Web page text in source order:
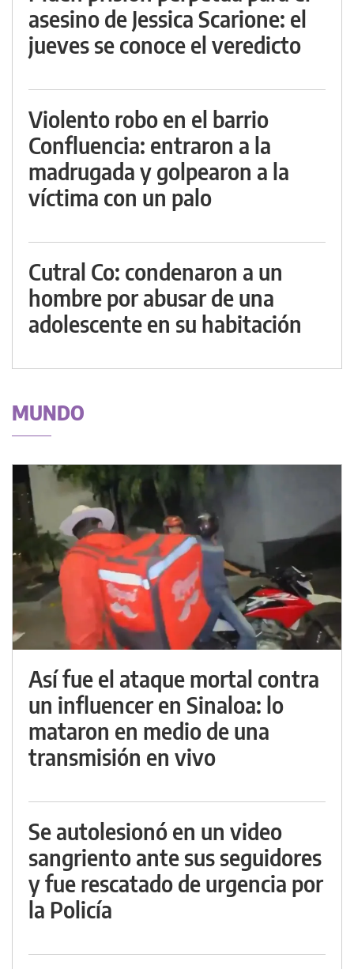
asesino de Jessica Scarione: el
jueves se conoce el veredicto
Violento robo en el barrio
Confluencia: entraron a la
madrugada y golpearon a la
víctima con un palo
Cutral Co: condenaron a un
hombre por abusar de una
adolescente en su habitación
MUNDO
Así fue el ataque mortal contra
un influencer en Sinaloa: lo
mataron en medio de una
transmisión en vivo
Se autolesionó en un video
sangriento ante sus seguidores
y fue rescatado de urgencia por
la Policía